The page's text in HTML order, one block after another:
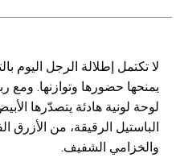
لا تكتمل إطلالة الرجل اليوم
لوحة لونية هادئة يتصدّرها
الباستيل الرقيقة، من الأزرق
والخزامي الشفيف.